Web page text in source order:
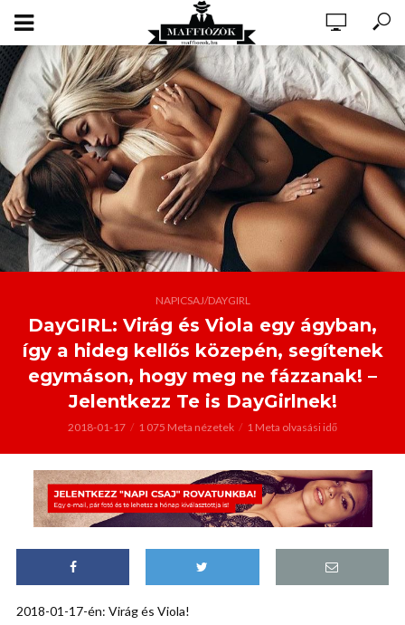
NAPICSAJ/DAYGIRL
DayGIRL: Virág és Viola egy ágyban,
így a hideg kellős közepén, segítenek
egymáson, hogy meg ne fázzanak! –
Jelentkezz Te is DayGirlnek!
2018-01-17 1 075 Meta nézetek 1 Meta olvasási idő
2018-01-17-én: Virág és Viola!